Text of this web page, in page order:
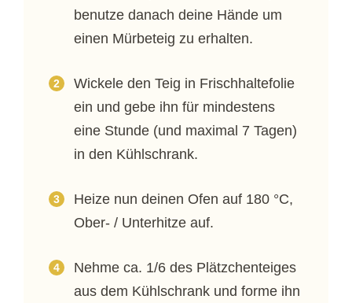
benutze danach deine Hände um
einen Mürbeteig zu erhalten.
Wickele den Teig in Frischhaltefolie
ein und gebe ihn für mindestens
eine Stunde (und maximal 7 Tagen)
in den Kühlschrank.
Heize nun deinen Ofen auf 180 °C,
Ober- / Unterhitze auf.
Nehme ca. 1/6 des Plätzchenteiges
aus dem Kühlschrank und forme ihn